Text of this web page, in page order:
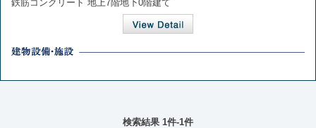
鉄筋コンクリート 地上7階地下0階建て
検索結果 1件-1件